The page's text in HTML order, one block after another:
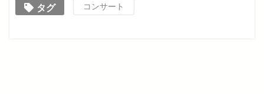
タグ コンサート